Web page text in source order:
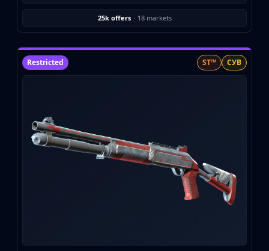
25k offers · 18 markets
Restricted ST™ СУВ